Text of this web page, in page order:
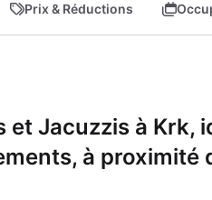
Prix & Réductions
Jacuzzis à Krk,
à proximité